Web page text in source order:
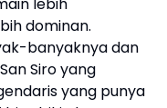
dominan.
banyaknya dan
Siro yang
yang punya